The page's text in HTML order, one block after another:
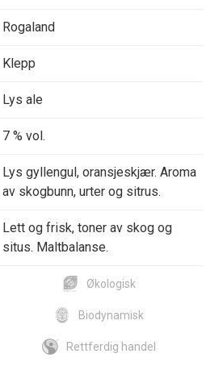
Rogaland
Klepp
Lys ale
7 % vol.
Lys gyllengul, oransjeskjær. Aroma
av skogbunn, urter og sitrus.
Lett og frisk, toner av skog og
situs. Maltbalanse.
Økologisk
Biodynamisk
Rettferdig handel